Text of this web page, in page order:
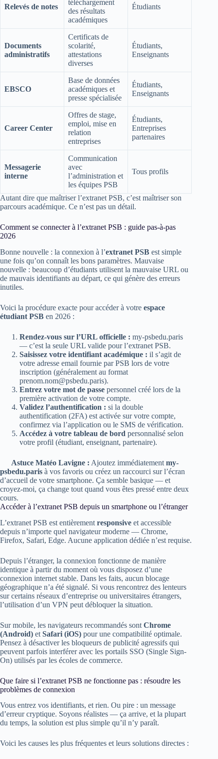
Relevés de notes
téléchargement
des résultats
académiques
Étudiants
Documents
administratifs
Certificats de
scolarité,
attestations
diverses
Étudiants,
Enseignants
EBSCO
Base de données
académiques et
presse spécialisée
Étudiants,
Enseignants
Career Center
Offres de stage,
emploi, mise en
relation
entreprises
Étudiants,
Entreprises
partenaires
Messagerie
interne
Communication
avec
l’administration et
les équipes PSB
Tous profils
Autant dire que maîtriser l’extranet PSB, c’est maîtriser son
parcours académique. Ce n’est pas un détail.
Comment se connecter à l’extranet PSB : guide pas-à-pas
2026
Bonne nouvelle : la connexion à l’extranet PSB est simple
une fois qu’on connaît les bons paramètres. Mauvaise
nouvelle : beaucoup d’étudiants utilisent la mauvaise URL ou
de mauvais identifiants au départ, ce qui génère des erreurs
inutiles.
Voici la procédure exacte pour accéder à votre espace
étudiant PSB en 2026 :
Rendez-vous sur l’URL officielle : my-psbedu.paris
— c’est la seule URL valide pour l’extranet PSB.
Saisissez votre identifiant académique : il s’agit de
votre adresse email fournie par PSB lors de votre
inscription (généralement au format
prenom.nom@psbedu.paris).
Entrez votre mot de passe personnel créé lors de la
première activation de votre compte.
Validez l’authentification : si la double
authentification (2FA) est activée sur votre compte,
confirmez via l’application ou le SMS de vérification.
Accédez à votre tableau de bord personnalisé selon
votre profil (étudiant, enseignant, partenaire).
Astuce Matéo Lavigne : Ajoutez immédiatement my-
psbedu.paris à vos favoris ou créez un raccourci sur l’écran
d’accueil de votre smartphone. Ça semble basique — et
croyez-moi, ça change tout quand vous êtes pressé entre deux
cours.
Accéder à l’extranet PSB depuis un smartphone ou l’étranger
L’extranet PSB est entièrement responsive et accessible
depuis n’importe quel navigateur moderne — Chrome,
Firefox, Safari, Edge. Aucune application dédiée n’est requise.
Depuis l’étranger, la connexion fonctionne de manière
identique à partir du moment où vous disposez d’une
connexion internet stable. Dans les faits, aucun blocage
géographique n’a été signalé. Si vous rencontrez des lenteurs
sur certains réseaux d’entreprise ou universitaires étrangers,
l’utilisation d’un VPN peut débloquer la situation.
Sur mobile, les navigateurs recommandés sont Chrome
(Android) et Safari (iOS) pour une compatibilité optimale.
Pensez à désactiver les bloqueurs de publicité agressifs qui
peuvent parfois interférer avec les portails SSO (Single Sign-
On) utilisés par les écoles de commerce.
Que faire si l’extranet PSB ne fonctionne pas : résoudre les
problèmes de connexion
Vous entrez vos identifiants, et rien. Ou pire : un message
d’erreur cryptique. Soyons réalistes — ça arrive, et la plupart
du temps, la solution est plus simple qu’il n’y paraît.
Voici les causes les plus fréquentes et leurs solutions directes :